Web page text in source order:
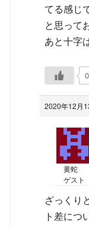
てる感じ
と思って
あと十字
0
2020年12月
黄蛇
ゲスト
ざっくり
ト差につ